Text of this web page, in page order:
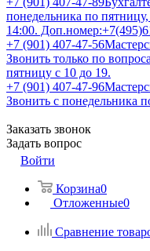
понедельника по
14:00.
+7 (901) 407-47-56
Звонить только по
пятницу с 10 до 19.
+7 (901) 407-47-96
Звонить с понедельника
Заказать звонок
Задать вопрос
Войти
Корзина0
Отложенные0
Сравнение